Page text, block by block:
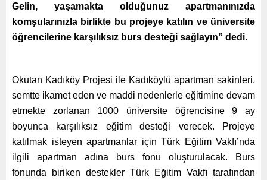
Gelin, yaşamakta olduğunuz apartmanınızda
komşularınızla birlikte bu projeye katılın ve üniversite
öğrencilerine karşılıksız burs desteği sağlayın” dedi.
Okutan Kadıköy Projesi ile Kadıköylü apartman sakinleri,
semtte ikamet eden ve maddi nedenlerle eğitimine devam
etmekte zorlanan 1000 üniversite öğrencisine 9 ay
boyunca karşılıksız eğitim desteği verecek. Projeye
katılmak isteyen apartmanlar için Türk Eğitim Vakfı’nda
ilgili apartman adına burs fonu oluşturulacak. Burs
fonunda biriken destekler Türk Eğitim Vakfı tarafından